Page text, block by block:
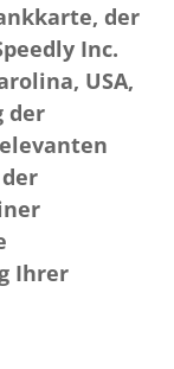
der
Inc.
USA,
der
Ihrer